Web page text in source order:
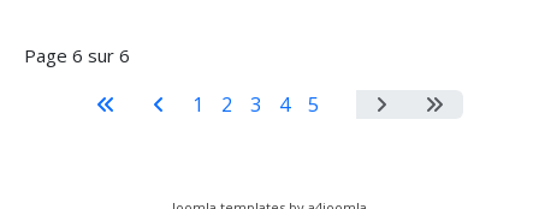
Page 6 sur 6
1 2 3 4 5